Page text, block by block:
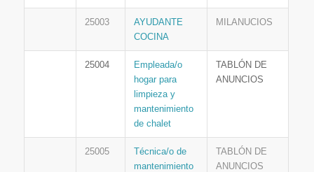
25003
AYUDANTE
COCINA
MILANUCIOS
25004
Empleada/o
hogar para
limpieza y
mantenimiento
de chalet
TABLÓN DE
ANUNCIOS
25005
Técnica/o de
mantenimiento
TABLÓN DE
ANUNCIOS